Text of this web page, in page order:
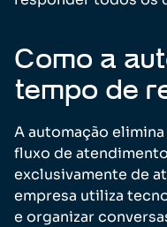
Como a
tempo de
A automação
fluxo de
exclusivamente de
empresa utiliza
e organizar